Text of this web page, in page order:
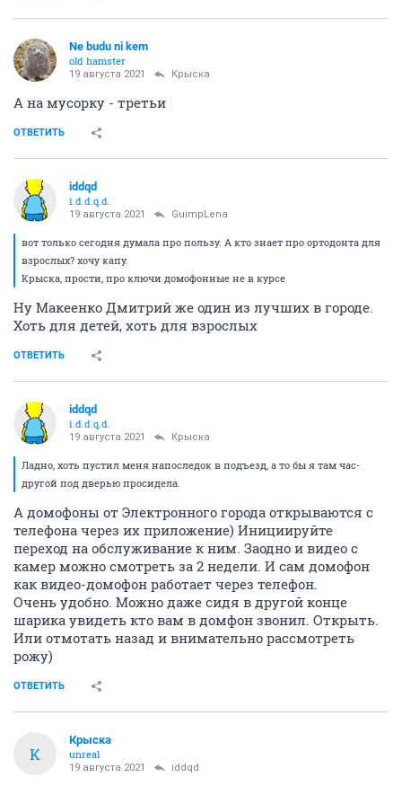
Ne budu ni kem
old hamster
19 августа 2021 Крыска
А на мусорку - третьи
ОТВЕТИТЬ
iddqd
i.d.d.q.d.
19 августа 2021 GuimpLena
вот только сегодня думала про пользу. А кто знает про ортодонта для
взрослых? хочу капу.
Крыска, прости, про ключи домофонные не в курсе
Ну Макеенко Дмитрий же один из лучших в городе.
Хоть для детей, хоть для взрослых
ОТВЕТИТЬ
iddqd
i.d.d.q.d.
19 августа 2021 Крыска
Ладно, хоть пустил меня напоследок в подъезд, а то бы я там час-
другой под дверью просидела.
А домофоны от Электронного города открываются с
телефона через их приложение) Инициируйте
переход на обслуживание к ним. Заодно и видео с
камер можно смотреть за 2 недели. И сам домофон
как видео-домофон работает через телефон.
Очень удобно. Можно даже сидя в другой конце
шарика увидеть кто вам в домфон звонил. Открыть.
Или отмотать назад и внимательно рассмотреть
рожу)
ОТВЕТИТЬ
К
Крыска
unreal
19 августа 2021 iddqd